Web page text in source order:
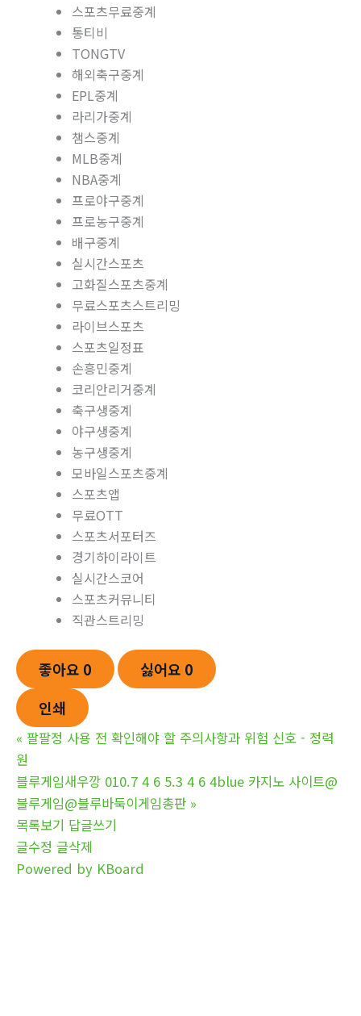
스포츠무료중계
통티비
TONGTV
해외축구중계
EPL중계
라리가중계
챔스중계
MLB중계
NBA중계
프로야구중계
프로농구중계
배구중계
실시간스포츠
고화질스포츠중계
무료스포츠스트리밍
라이브스포츠
스포츠일정표
손흥민중계
코리안리거중계
축구생중계
야구생중계
농구생중계
모바일스포츠중계
스포츠앱
무료OTT
스포츠서포터즈
경기하이라이트
실시간스코어
스포츠커뮤니티
직관스트리밍
좋아요 0 싫어요 0
인쇄
« 팔팔정 사용 전 확인해야 할 주의사항과 위험 신호 - 정력
원
블루게임새우깡 010.7 4 6 5.3 4 6 4blue 카지노 사이트@
블루게임@블루바둑이게임총판 »
목록보기 답글쓰기
글수정 글삭제
Powered by KBoard